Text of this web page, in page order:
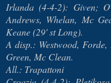
Irlanda (4-4-2): Given;
Andrews, Whelan, Mc
Keane (29' st Long).
A disp.: Westwood,
Green, Mc Clean.
All.: Trapattoni